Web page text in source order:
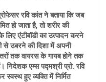
रवि कांत ने बताया कि जब
हो जाता है, तो शरीर की
एंटीबॉडी का उत्पादन करने
से उबरने की दिशा में अपनी
तक वायरस के गायब होने तक
निदेशक एम्स पद्मश्री प्रो. रवि
हुए व्यक्ति में निर्मित